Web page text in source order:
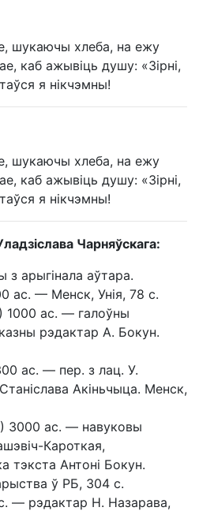
шукаючы хлеба, на ежу
каб ажывіць душу: «Зірні,
я нікчэмны!
шукаючы хлеба, на ежу
каб ажывіць душу: «Зірні,
я нікчэмны!
Чарняўскага:
арыгінала аўтара.
ас. — Менск, Унія, 78 с.
1000 ас. — галоўны
рэдактар А. Бокун.
ас. — пер. з лац. У.
Акіньчыца. Менск,
3000 ас. — навуковы
Кароткая,
тэкста Антоні Бокун.
ў РБ, 304 с.
— рэдактар Н. Назарава,